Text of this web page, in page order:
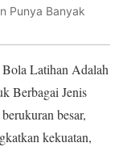
Punya Banyak
Latihan Adalah
Berbagai Jenis
besar,
kekuatan,